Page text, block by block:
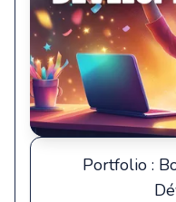
Portfolio :